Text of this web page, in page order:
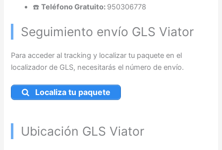
☎️Teléfono Gratuito: 950306778
Seguimiento envío GLS Viator
Para acceder al tracking y localizar tu paquete en el
localizador de GLS, necesitarás el número de envío.
Localiza tu paquete
Ubicación GLS Viator